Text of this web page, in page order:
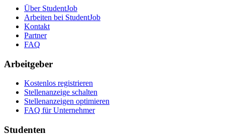
Über StudentJob
Arbeiten bei StudentJob
Kontakt
Partner
FAQ
Arbeitgeber
Kostenlos registrieren
Stellenanzeige schalten
Stellenanzeigen optimieren
FAQ für Unternehmer
Studenten